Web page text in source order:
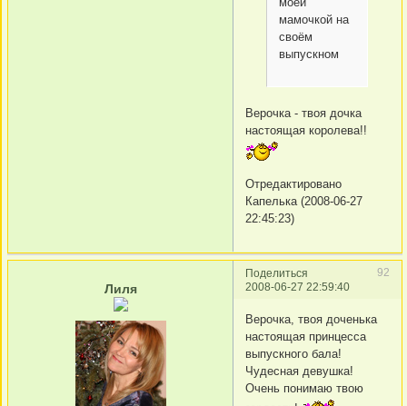
мамочкой на
своём
выпускном
Верочка - твоя дочка
настоящая королева!!
Отредактировано
Капелька (2008-06-27
22:45:23)
Поделиться
92
2008-06-27 22:59:40
Лиля
Верочка, твоя доченька
настоящая принцесса
выпускного бала!
Чудесная девушка!
Очень понимаю твою